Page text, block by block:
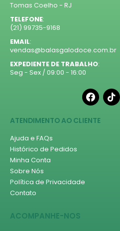
Tomas Coelho - RJ
TELEFONE:
(21) 99735-9168
EMAIL:
vendas@balasgalodoce.com.br
EXPEDIENTE DE TRABALHO:
Seg - Sex / 09:00 - 16:00
facebook
tiktok
ATENDIMENTO AO CLIENTE
Ajuda e FAQs
Histórico de Pedidos
Minha Conta
Sobre Nós
Política de Privacidade
Contato
ACOMPANHE-NOS